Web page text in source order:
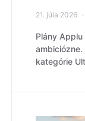
21. júla 2026
Plány
kategórie